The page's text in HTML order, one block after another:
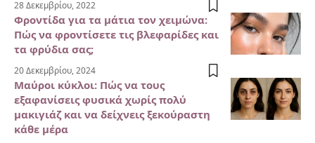
28 Δεκεμβρίου, 2022
Φροντίδα για τα μάτια τον χειμώνα:
Πώς να φροντίσετε τις βλεφαρίδες και
τα φρύδια σας;
20 Δεκεμβρίου, 2024
Μαύροι κύκλοι: Πώς να τους
εξαφανίσεις φυσικά χωρίς πολύ
μακιγιάζ και να δείχνεις ξεκούραστη
κάθε μέρα